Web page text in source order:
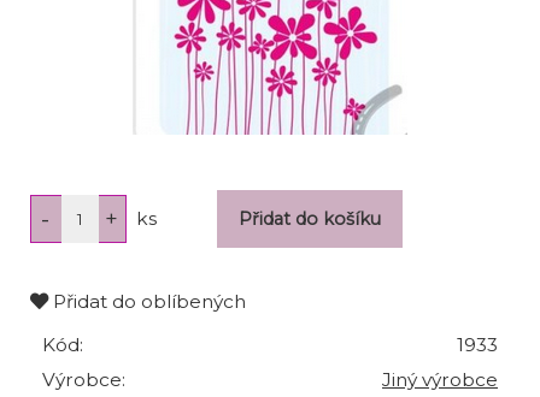
ks
Přidat do oblíbených
Kód:
1933
Výrobce:
Jiný výrobce